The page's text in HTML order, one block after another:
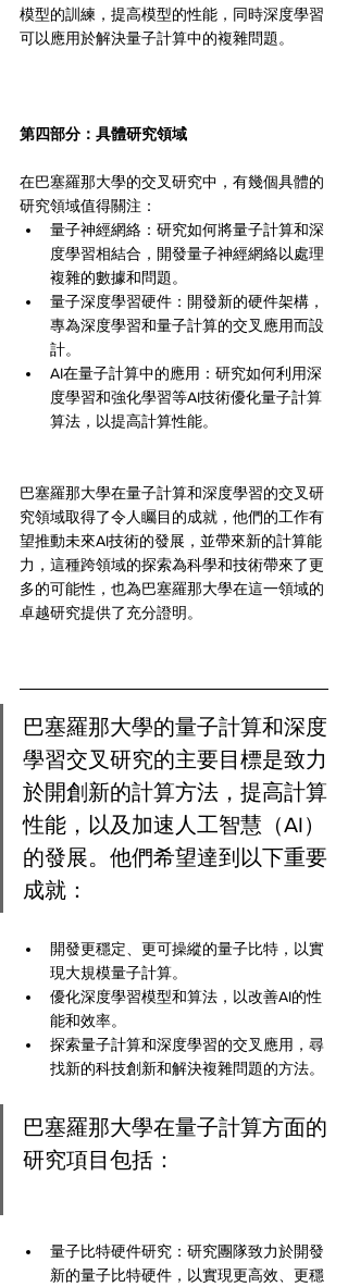
模型的訓練，提高模型的性能，同時深度學習
可以應用於解決量子計算中的複雜問題。
第四部分：具體研究領域
在巴塞羅那大學的交叉研究中，有幾個具體的
研究領域值得關注：
量子神經網絡：研究如何將量子計算和深
度學習相結合，開發量子神經網絡以處理
複雜的數據和問題。
量子深度學習硬件：開發新的硬件架構，
專為深度學習和量子計算的交叉應用而設
計。
AI在量子計算中的應用：研究如何利用深
度學習和強化學習等AI技術優化量子計算
算法，以提高計算性能。
巴塞羅那大學在量子計算和深度學習的交叉研
究領域取得了令人矚目的成就，他們的工作有
望推動未來AI技術的發展，並帶來新的計算能
力，這種跨領域的探索為科學和技術帶來了更
多的可能性，也為巴塞羅那大學在這一領域的
卓越研究提供了充分證明。
巴塞羅那大學的量子計算和深度
學習交叉研究的主要目標是致力
於開創新的計算方法，提高計算
性能，以及加速人工智慧（AI）
的發展。他們希望達到以下重要
成就：
開發更穩定、更可操縱的量子比特，以實
現大規模量子計算。
優化深度學習模型和算法，以改善AI的性
能和效率。
探索量子計算和深度學習的交叉應用，尋
找新的科技創新和解決複雜問題的方法。
巴塞羅那大學在量子計算方面的
研究項目包括：
量子比特硬件研究：研究團隊致力於開發
新的量子比特硬件，以實現更高效、更穩